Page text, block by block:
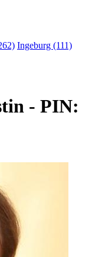
Ingeburg (111)
- PIN: